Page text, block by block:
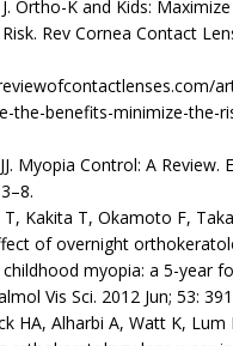
Ortho-K and Kids:
Rev Cornea Contact
the-benefits-minimize-the-
Myopia Control: A Review.
Kakita T, Okamoto F,
of overnight
myopia: a 5-year
Vis Sci. 2012 Jun; 53:
HA, Alharbi A, Watt K, Lum